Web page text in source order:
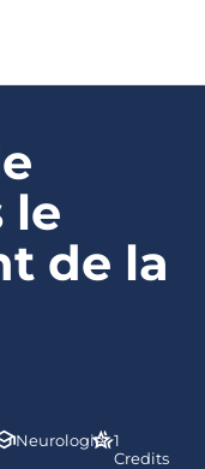
le
de la
Neurologie 1
Credits